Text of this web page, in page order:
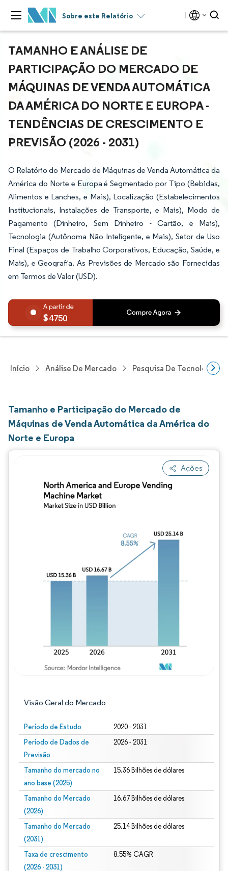
Sobre este Relatório
TAMANHO E ANÁLISE DE
PARTICIPAÇÃO DO MERCADO DE
MÁQUINAS DE VENDA AUTOMÁTICA
DA AMÉRICA DO NORTE E EUROPA -
TENDÊNCIAS DE CRESCIMENTO E
PREVISÃO (2026 - 2031)
O Relatório do Mercado de Máquinas de Venda Automática da
América do Norte e Europa é Segmentado por Tipo (Bebidas,
Alimentos e Lanches, e Mais), Localização (Estabelecimentos
Institucionais, Instalações de Transporte, e Mais), Modo de
Pagamento (Dinheiro, Sem Dinheiro - Cartão, e Mais),
Tecnologia (Autônoma Não Inteligente, e Mais), Setor de Uso
Final (Espaços de Trabalho Corporativos, Educação, Saúde, e
Mais), e Geografia. As Previsões de Mercado são Fornecidas
em Termos de Valor (USD).
4750
Início Análise De Mercado Pesquisa De Tecnologia,
Tamanho e Participação do Mercado de
Máquinas de Venda Automática da América do
Norte e Europa
Ações
Visão Geral do Mercado
Período de Estudo 2020 - 2031
Período de Dados de
Previsão
2026 - 2031
Tamanho do mercado no
ano base (2025)
15.36 Bilhões de dólares
Tamanho do Mercado
(2026)
16.67 Bilhões de dólares
Tamanho do Mercado
(2031)
25.14 Bilhões de dólares
Taxa de crescimento
(2026 - 2031)
8.55% CAGR
Imagem © Mordor Intelligence. O reuso